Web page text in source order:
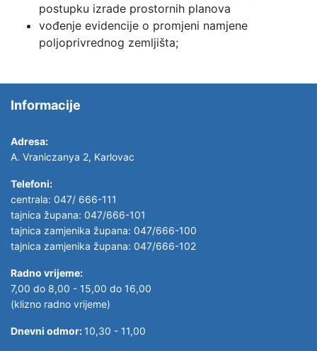
postupku izrade prostornih planova
vođenje evidencije o promjeni namjene
poljoprivrednog zemljišta;
Informacije
Adresa:
A. Vraniczanya 2, Karlovac
Telefoni:
centrala: 047/ 666-111
tajnica župana: 047/666-101
tajnica zamjenika župana: 047/666-100
tajnica zamjenika župana: 047/666-102
Radno vrijeme:
7,00 do 8,00 - 15,00 do 16,00
(klizno radno vrijeme)
Dnevni odmor: 10,30 - 11,00